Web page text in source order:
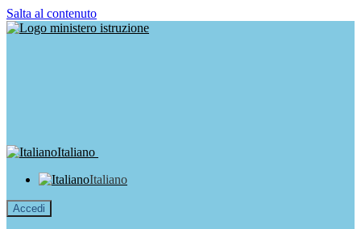
Salta al contenuto
Italiano
Italiano
Accedi